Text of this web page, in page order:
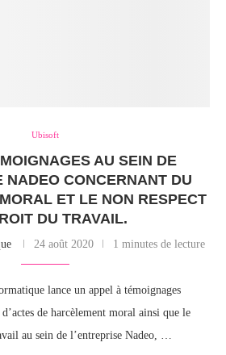
Ubisoft
AU SEIN DE
NADEO CONCERNANT DU
ET LE NON RESPECT
DU TRAVAIL.
24 août 2020 1 minutes de lecture
lance un appel à témoignages
de harcèlement moral ainsi que le
au sein de l’entreprise Nadeo, …